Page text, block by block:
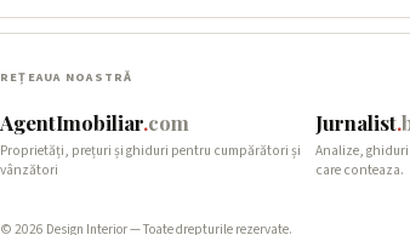
REȚEAUA NOASTRĂ
AgentImobiliar.com
Proprietăți, prețuri și ghiduri pentru cumpărători și
vânzători
Jurnalist.
Analize,
care conteaza.
© 2026 Design Interior — Toate drepturile rezervate.